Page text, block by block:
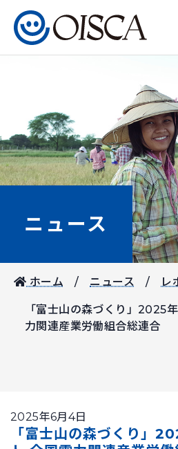
ニュース
ホーム ニュース レ
「富士山の森づくり」2025
力関連産業労働組合総連合
2025年6月4日
「富士山の森づくり」